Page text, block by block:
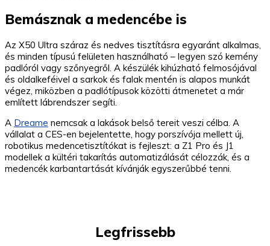
Bemásznak a medencébe is
Az X50 Ultra száraz és nedves tisztításra egyaránt alkalmas,
és minden típusú felületen használható – legyen szó kemény
padlóról vagy szőnyegről. A készülék kihúzható felmosójával
és oldalkeféivel a sarkok és falak mentén is alapos munkát
végez, miközben a padlótípusok közötti átmenetet a már
említett lábrendszer segíti.
A Dreame nemcsak a lakások belső tereit veszi célba. A
vállalat a CES-en bejelentette, hogy porszívója mellett új,
robotikus medencetisztítókat is fejleszt: a Z1 Pro és J1
modellek a kültéri takarítás automatizálását célozzák, és a
medencék karbantartását kívánják egyszerűbbé tenni.
Legfrissebb